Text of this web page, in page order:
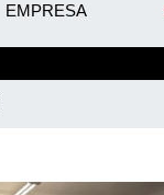
EMPRESA